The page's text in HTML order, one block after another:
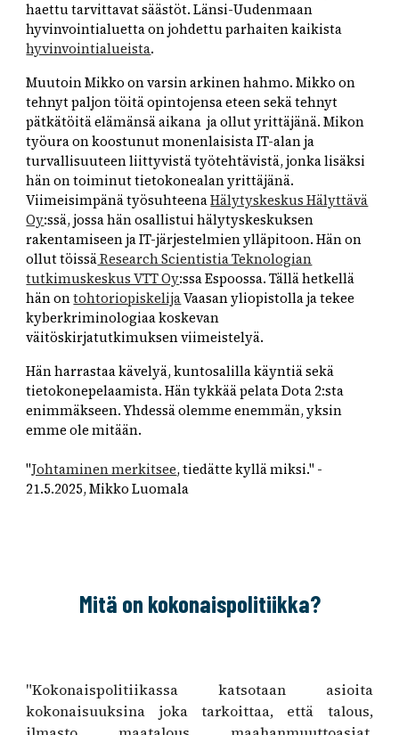
haettu tarvittavat säästöt. Länsi-Uudenmaan
hyvinvointialuetta on johdettu parhaiten kaikista
hyvinvointialueista.
Muutoin Mikko on varsin arkinen hahmo. Mikko on
tehnyt paljon töitä opintojensa eteen sekä tehnyt
pätkätöitä elämänsä aikana ja ollut yrittäjänä. Mikon
työura on koostunut monenlaisista IT-alan ja
turvallisuuteen liittyvistä työtehtävistä, jonka lisäksi
hän on toiminut tietokonealan yrittäjänä.
Viimeisimpänä työsuhteenaHälytyskeskus Hälyttävä
Oy:ssä, jossa hän osallistui hälytyskeskuksen
rakentamiseen ja IT-järjestelmien ylläpitoon. Hän on
ollut töissäResearch Scientistia Teknologian
tutkimuskeskus VTT Oy:ssa Espoossa. Tällä hetkellä
hän ontohtoriopiskelijaVaasan yliopistolla ja tekee
kyberkriminologiaakoskevan
väitöskirjatutkimuksen viimeistelyä.
Hän harrastaa kävelyä, kuntosalilla käyntiä sekä
tietokonepelaamista. Hän tykkää pelata Dota 2:sta
enimmäkseen. Yhdessä olemme enemmän, yksin
emme ole mitään.
"Johtaminen merkitsee, tiedätte kyllä miksi." -
21.5.2025, Mikko Luomala
Mitä on kokonaispolitiikka?
"Kokonaispolitiikassa katsotaan asioita
kokonaisuuksina joka tarkoittaa, että talous,